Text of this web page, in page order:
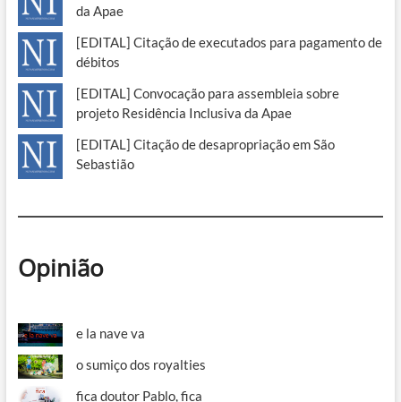
da Apae
[EDITAL] Citação de executados para pagamento de
débitos
[EDITAL] Convocação para assembleia sobre
projeto Residência Inclusiva da Apae
[EDITAL] Citação de desapropriação em São
Sebastião
Opinião
e la nave va
o sumiço dos royalties
fica doutor Pablo, fica